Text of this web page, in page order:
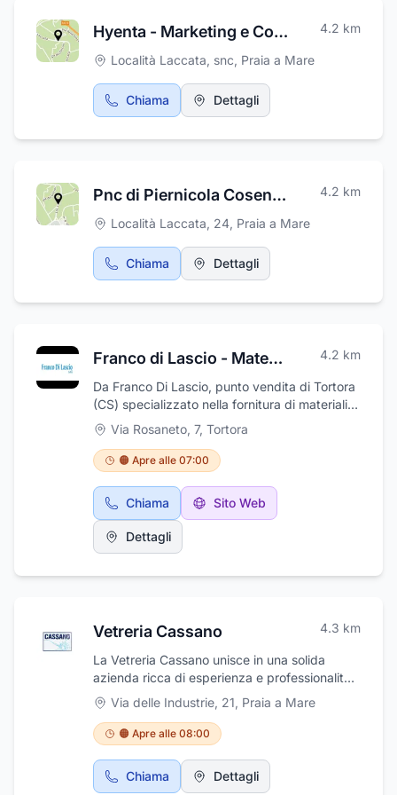
Hyenta - Marketing e Comunicazione 4.2 km
Località Laccata, snc, Praia a Mare
Chiama Dettagli
Pnc di Piernicola Cosentino 4.2 km
Località Laccata, 24, Praia a Mare
Chiama Dettagli
Franco di Lascio - Materiale Edile 4.2 km
Da Franco Di Lascio, punto vendita di Tortora
(CS) specializzato nella fornitura di materiali
edili, trovate calce per edilizia, solai
prefabbricati, malte preconfezionate, arredo
urbano, additivi per calcestruzzo e malte,
mattoni lavorati, additivi chimici per edilizia,
leganti; mattoni di klinker, malte cementizie
per riparazioni, mattoni di gesso, mattoni
anche in laterizio.
Via Rosaneto, 7, Tortora
🟠 Apre alle 07:00
Chiama Sito Web
Dettagli
Vetreria Cassano 4.3 km
La Vetreria Cassano unisce in una solida
azienda ricca di esperienza e professionalità,
il patrimonio familiare d'antica tradizione
artigianale con la professionalità offerta dalla
più avanzata evoluzione tecnologica. È una
realtà rinomata per la sua esperienza e
professionalità, che realizza complementi
d'arredo e decorazioni. È specializzata nella
Via delle Industrie, 21, Praia a Mare
🟠 Apre alle 08:00
Chiama Dettagli